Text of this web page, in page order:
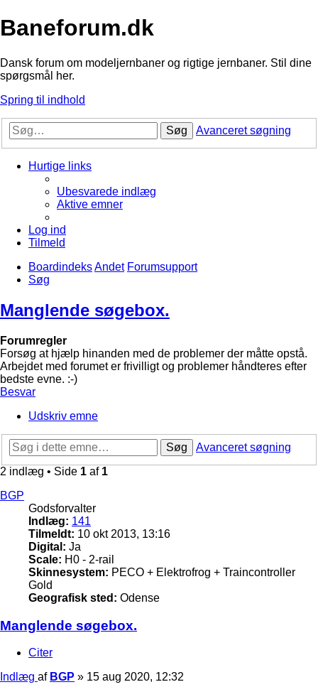
Baneforum.dk
Dansk forum om modeljernbaner og rigtige jernbaner. Stil dine
spørgsmål her.
Spring til indhold
Søg Avanceret søgning
Hurtige links
Ubesvarede indlæg
Aktive emner
Log ind
Tilmeld
BoardindeksAndet Forumsupport
Søg
Manglende søgebox.
Forumregler
Forsøg at hjælp hinanden med de problemer der måtte opstå.
Arbejdet med forumet er frivilligt og problemer håndteres efter
bedste evne. :-)
Besvar
Udskriv emne
Søg
Avanceret søgning
2 indlæg • Side 1 af 1
BGP
Godsforvalter
Indlæg: 141
Tilmeldt: 10 okt 2013, 13:16
Digital: Ja
Scale: H0 - 2-rail
Skinnesystem: PECO + Elektrofrog + Traincontroller
Gold
Geografisk sted: Odense
Manglende søgebox.
Citer
Indlæg af BGP » 15 aug 2020, 12:32